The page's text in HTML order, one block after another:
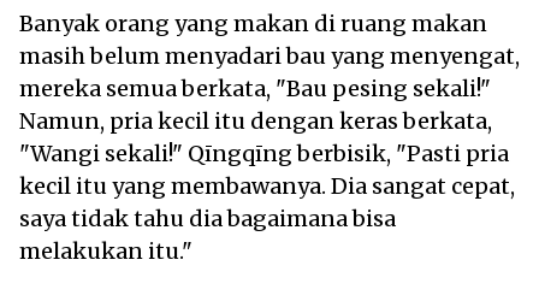
Banyak orang yang makan di ruang makan
masih belum menyadari bau yang menyengat,
mereka semua berkata, "Bau pesing sekali!"
Namun, pria kecil itu dengan keras berkata,
"Wangi sekali!" Qīngqīng berbisik, "Pasti pria
kecil itu yang membawanya. Dia sangat cepat,
saya tidak tahu dia bagaimana bisa
melakukan itu."